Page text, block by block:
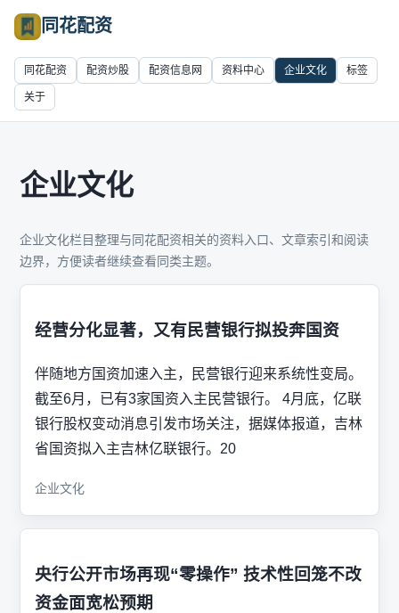
同花配资
同花配资 配资炒股 配资信息网 资料中心 企业文化 标签
关于
企业文化
企业文化栏目整理与同花配资相关的资料入口、文章索引和阅读
边界，方便读者继续查看同类主题。
经营分化显著，又有民营银行拟投奔国资
伴随地方国资加速入主，民营银行迎来系统性变局。
截至6月，已有3家国资入主民营银行。 4月底，亿联
银行股权变动消息引发市场关注，据媒体报道，吉林
省国资拟入主吉林亿联银行。20
企业文化
央行公开市场再现“零操作” 技术性回笼不改
资金面宽松预期